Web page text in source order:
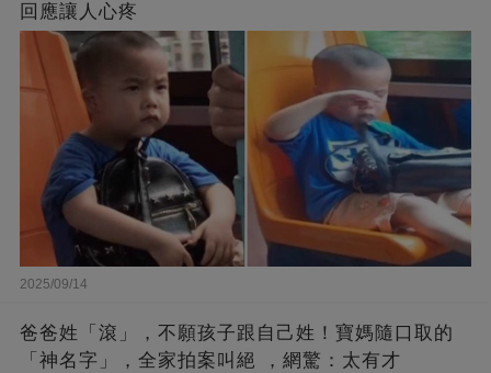
回應讓人心疼
2025/09/14
爸爸姓「滾」，不願孩子跟自己姓！寶媽隨口取的
「神名字」，全家拍案叫絕 ，網驚：太有才